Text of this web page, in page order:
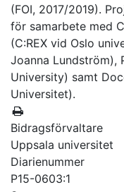
(FOI, 2017/2019).
för samarbete med
(C:REX vid Oslo
Joanna Lundström),
University) samt
Universitet).
Bidragsförvaltare
Uppsala universitet
Diarienummer
P15-0603:1